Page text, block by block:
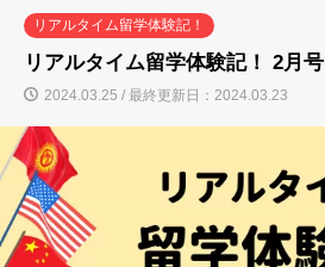
リアルタイム留学体験記！
リアルタイム留学体験記！ 2月号
2024.03.25 / 最終更新日：2024.03.23